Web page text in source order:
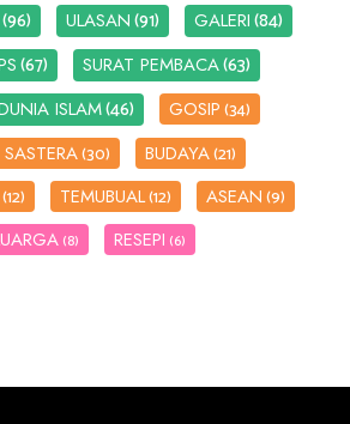
(96) ULASAN(91) GALERI(84)
(67) SURAT PEMBACA(63)
ISLAM(46) GOSIP(34)
SASTERA(30) BUDAYA(21)
(12) TEMUBUAL(12) ASEAN(9)
(8) RESEPI (6)